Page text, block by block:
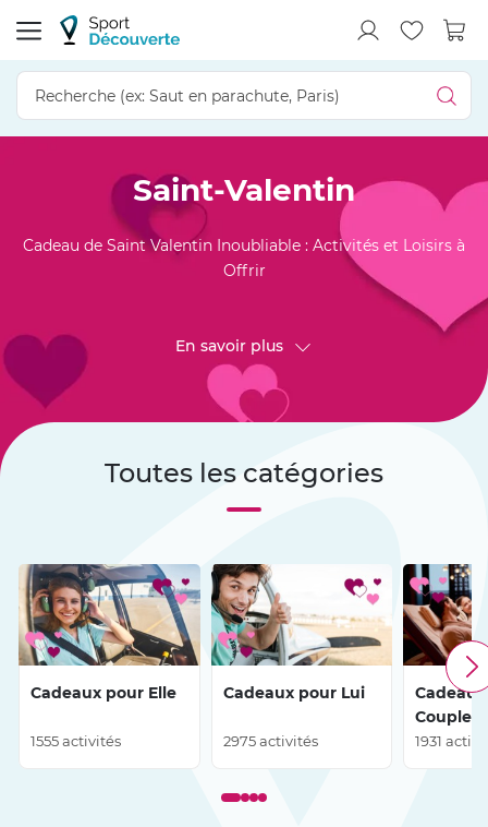
Saint-Valentin
Cadeau de Saint Valentin Inoubliable : Activités et Loisirs à
Offrir
En savoir plus
Toutes les catégories
Cadeaux pour Elle
1555 activités
Cadeaux pour Lui
2975 activités
Couple
1931